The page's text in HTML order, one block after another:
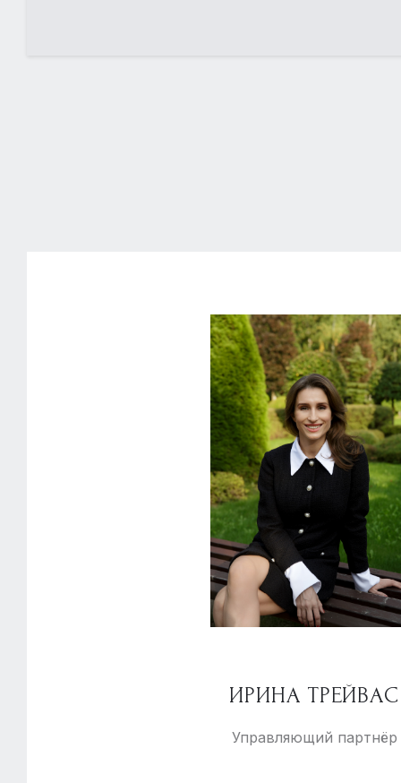
ИРИНА ТРЕЙВАС
Управляющий партнёр